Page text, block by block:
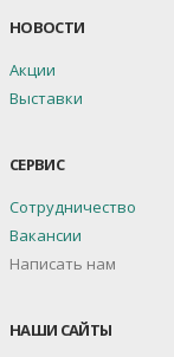
НОВОСТИ
Акции
Выставки
СЕРВИС
Сотрудничество
Вакансии
Написать нам
НАШИ САЙТЫ